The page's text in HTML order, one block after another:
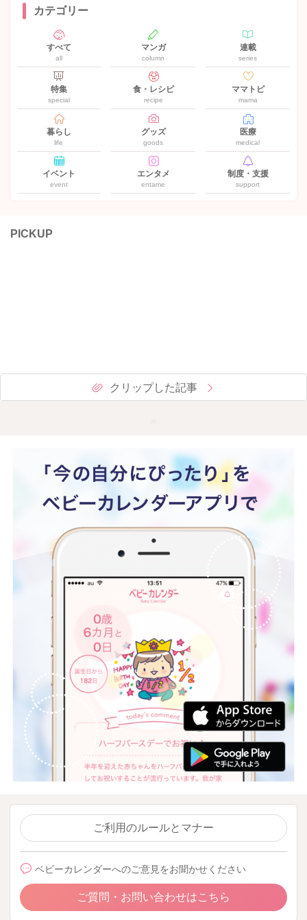
カテゴリー
すべて
all
マンガ
column
連載
series
特集
special
食・レシピ
recipe
ママトピ
mama
暮らし
life
グッズ
goods
医療
medical
イベント
event
エンタメ
entame
制度・支援
support
PICKUP
クリップした記事
ご利用のルールとマナー
ベビーカレンダーへのご意見をお聞かせください
ご質問・お問い合わせはこちら